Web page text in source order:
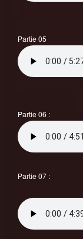
Partie 05
Partie 06 :
Partie 07 :